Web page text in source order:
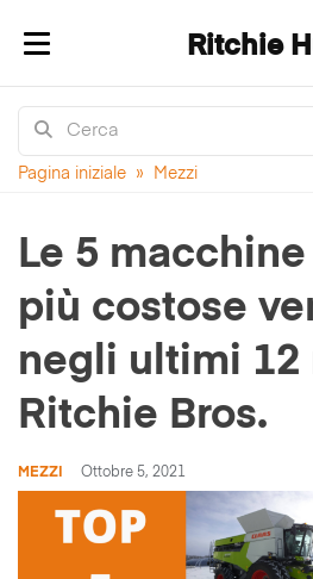
Mostra/nascondi navigazione
Ritchie
Pagina iniziale » Mezzi
Le 5
più costose
negli ultimi 12
Ritchie Bros.
MEZZI Ottobre 5, 2021